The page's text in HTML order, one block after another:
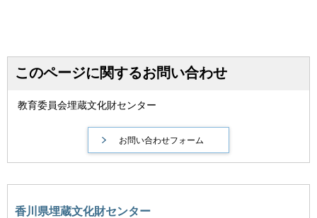
このページに関するお問い合わせ
教育委員会埋蔵文化財センター
香川県埋蔵文化財センター